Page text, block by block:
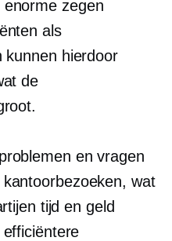
enorme zegen
als
kunnen hierdoor
de
en vragen
wat
tijd en geld